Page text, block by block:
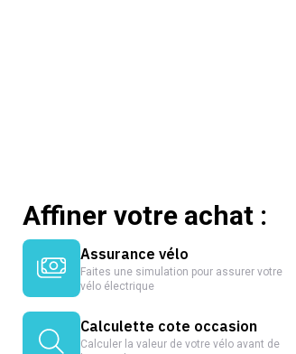
Affiner votre achat :
Assurance vélo
Faites une simulation pour assurer votre
vélo électrique
Calculette cote occasion
Calculer la valeur de votre vélo avant de